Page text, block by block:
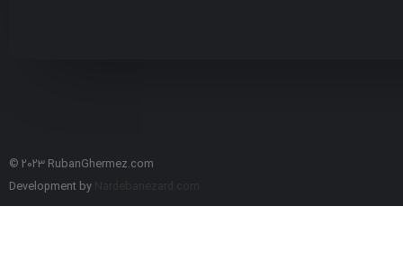
© 2023 RubanGhermez.com
Development by